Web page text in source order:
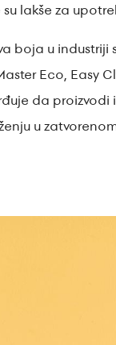
lakše za
boja u
Eco, Easy
da proizvodi
u